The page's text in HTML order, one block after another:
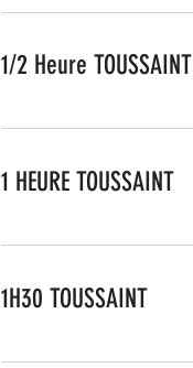
1/2 Heure TOUSSAINT
1 HEURE TOUSSAINT
1H30 TOUSSAINT